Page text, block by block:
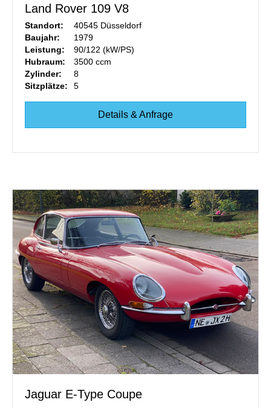
Land Rover 109 V8
Standort:
40545 Düsseldorf
Baujahr:
1979
Leistung:
90/122 (kW/PS)
Hubraum:
3500 ccm
Zylinder:
8
Sitzplätze:
5
Details & Anfrage
Jaguar E-Type Coupe